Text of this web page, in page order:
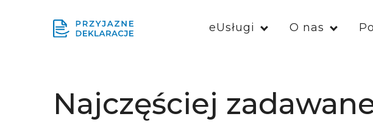
eUsługi O nas
Najczęściej